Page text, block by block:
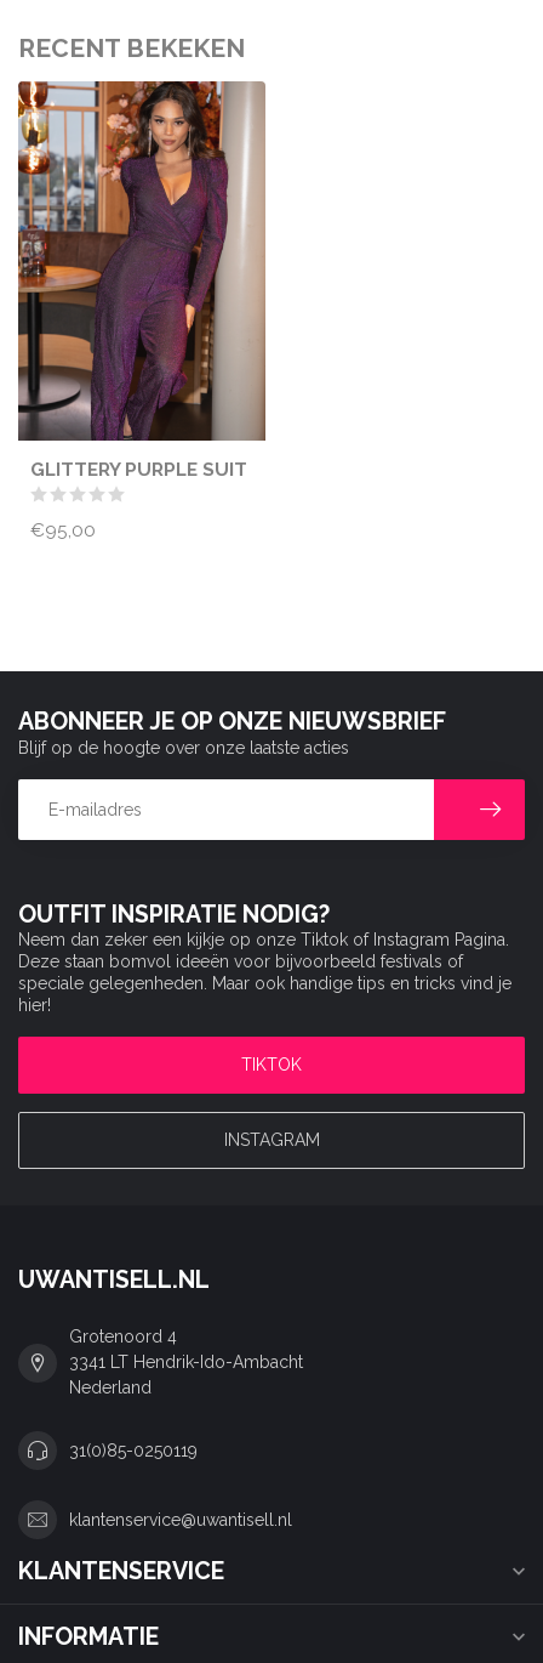
RECENT BEKEKEN
GLITTERY PURPLE SUIT
€95,00
OUTFIT INSPIRATIE NODIG?
Neem dan zeker een kijkje op onze Tiktok of Instagram Pagina.
Deze staan bomvol ideeën voor bijvoorbeeld festivals of
speciale gelegenheden. Maar ook handige tips en tricks vind je
hier!
TIKTOK
INSTAGRAM
ABONNEER JE OP ONZE NIEUWSBRIEF
Blijf op de hoogte over onze laatste acties
UWANTISELL.NL
Grotenoord 4
3341 LT Hendrik-Ido-Ambacht
Nederland
31(0)85-0250119
klantenservice@uwantisell.nl
KLANTENSERVICE
INFORMATIE